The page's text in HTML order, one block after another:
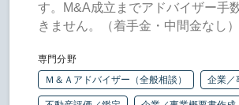
す。M&A成立までアドバイザー手
きません。（着手金・中間金なし）
専門分野
Ｍ＆Ａアドバイザー（全般相談）
企業／